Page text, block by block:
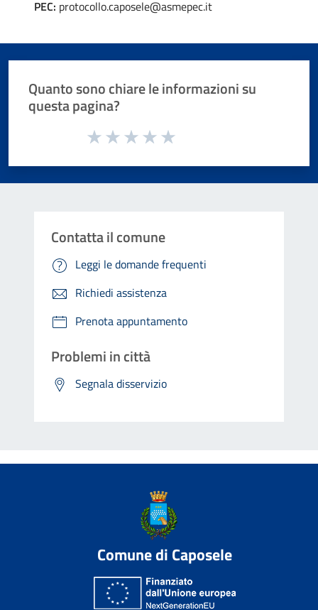
PEC: protocollo.caposele@asmepec.it
Quanto sono chiare le informazioni su
questa pagina?
Valuta da 1 a 5 stelle la pagina
Contatta il comune
Leggi le domande frequenti
Richiedi assistenza
Prenota appuntamento
Problemi in città
Segnala disservizio
Comune di Caposele